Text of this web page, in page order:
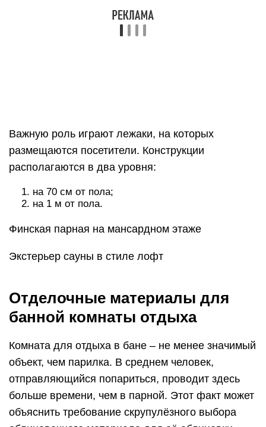
Важную роль играют лежаки, на которых
размещаются посетители. Конструкции
располагаются в два уровня:
на 70 см от пола;
на 1 м от пола.
Финская парная на мансардном этаже
Экстерьер сауны в стиле лофт
Отделочные материалы для
банной комнаты отдыха
Комната для отдыха в бане – не менее значимый
объект, чем парилка. В среднем человек,
отправляющийся попариться, проводит здесь
больше времени, чем в парной. Этот факт может
объяснить требование скрупулёзного выбора